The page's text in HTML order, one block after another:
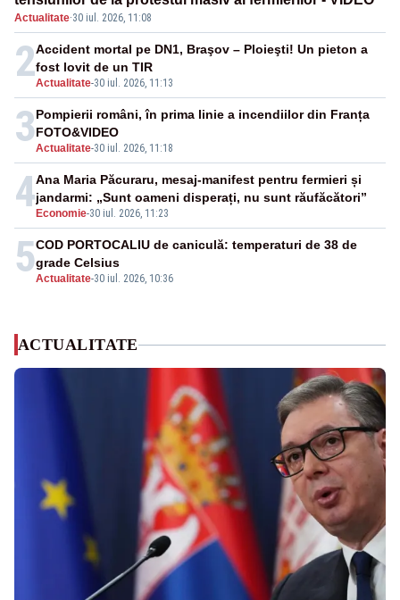
Actualitate·30 iul. 2026, 11:08
2Actualitate-30 iul. 2026, 11:13
Accident mortal pe DN1, Braşov – Ploieşti! Un pieton a
fost lovit de un TIR
3Actualitate-30 iul. 2026, 11:18
Pompierii români, în prima linie a incendiilor din Franța
FOTO&VIDEO
4 Economie-30 iul. 2026, 11:23
Ana Maria Păcuraru, mesaj-manifest pentru fermieri și
jandarmi: „Sunt oameni disperați, nu sunt răufăcători”
5Actualitate-30 iul. 2026, 10:36
COD PORTOCALIU de caniculă: temperaturi de 38 de
grade Celsius
ACTUALITATE